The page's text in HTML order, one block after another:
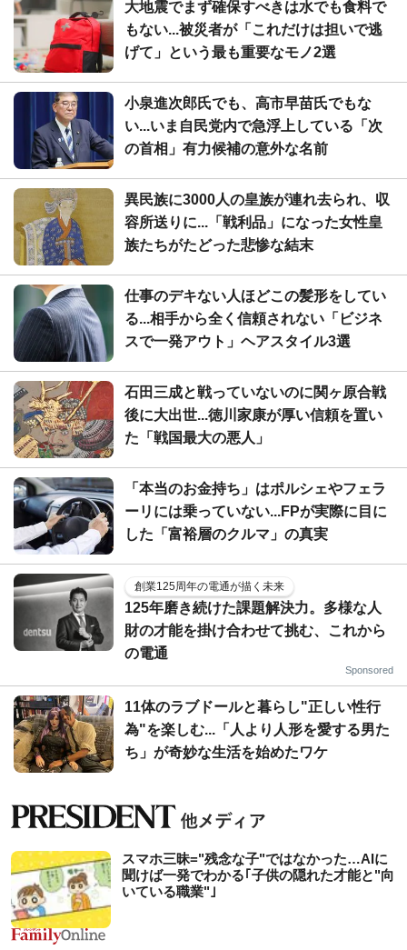
大地震でまず確保すべきは水でも食料で
もない...被災者が「これだけは担いで逃
げて」という最も重要なモノ2選
小泉進次郎氏でも、高市早苗氏でもな
い...いま自民党内で急浮上している「次
の首相」有力候補の意外な名前
異民族に3000人の皇族が連れ去られ、収
容所送りに...「戦利品」になった女性皇
族たちがたどった悲惨な結末
仕事のデキない人ほどこの髪形をしてい
る...相手から全く信頼されない「ビジネ
スで一発アウト」ヘアスタイル3選
石田三成と戦っていないのに関ヶ原合戦
後に大出世...徳川家康が厚い信頼を置い
た「戦国最大の悪人」
「本当のお金持ち」はポルシェやフェラ
ーリには乗っていない...FPが実際に目に
した「富裕層のクルマ」の真実
創業125周年の電通が描く未来
125年磨き続けた課題解決力。多様な人
財の才能を掛け合わせて挑む、これから
の電通
Sponsored
11体のラブドールと暮らし"正しい性行
為"を楽しむ...「人より人形を愛する男た
ち」が奇妙な生活を始めたワケ
スマホ三昧="残念な子"ではなかった…AIに
聞けば一発でわかる｢子供の隠れた才能と"向
いている職業"｣